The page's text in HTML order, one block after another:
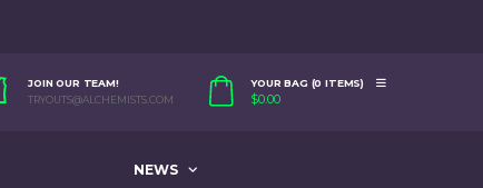
JOIN OUR TEAM!
TRYOUTS@ALCHEMISTS.COM
YOUR BAG (0 ITEMS)
$0.00
NEWS